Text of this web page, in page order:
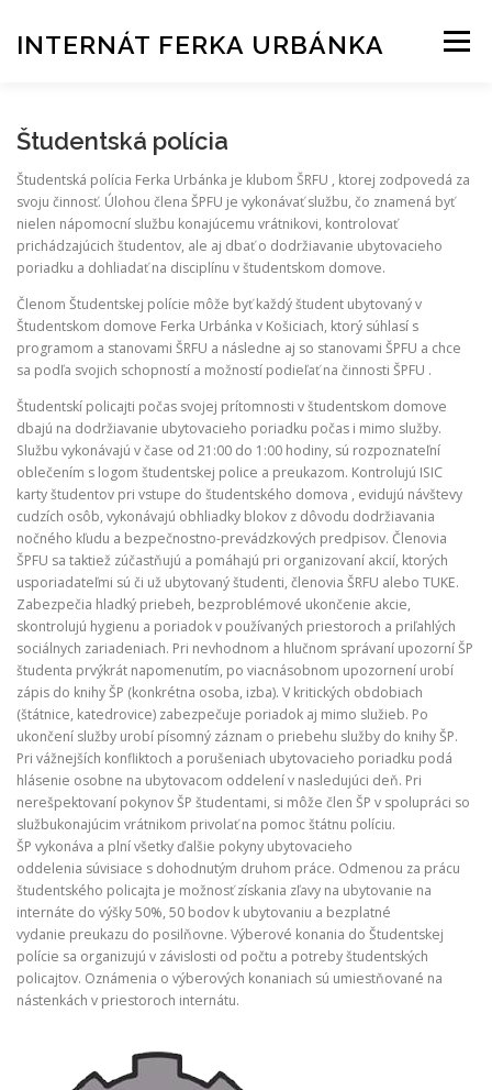
obsahINTERNÁT FERKA URBÁNKA Menu
ŠTUDENTSKÉ KLUBY KONTAKT
POSILŇOVŇA REZERVAČNÝ SYSTÉM
Študentská polícia
Študentská polícia Ferka Urbánka je klubom ŠRFU , ktorej zodpovedá za
svoju činnosť. Úlohou člena ŠPFU je vykonávať službu, čo znamená byť
nielen nápomocní službu konajúcemu vrátnikovi, kontrolovať
prichádzajúcich študentov, ale aj dbať o dodržiavanie ubytovacieho
poriadku a dohliadať na disciplínu v študentskom domove.
Členom Študentskej polície môže byť každý študent ubytovaný v
Študentskom domove Ferka Urbánka v Košiciach, ktorý súhlasí s
programom a stanovami ŠRFU a následne aj so stanovami ŠPFU a chce
sa podľa svojich schopností a možností podieľať na činnosti ŠPFU .
Študentskí policajti počas svojej prítomnosti v študentskom domove
dbajú na dodržiavanie ubytovacieho poriadku počas i mimo služby.
Službu vykonávajú v čase od 21:00 do 1:00 hodiny, sú rozpoznateľní
oblečením s logom študentskej police a preukazom. Kontrolujú ISIC
karty študentov pri vstupe do študentského domova , evidujú návštevy
cudzích osôb, vykonávajú obhliadky blokov z dôvodu dodržiavania
nočného kľudu a bezpečnostno-prevádzkových predpisov. Členovia
ŠPFU sa taktiež zúčastňujú a pomáhajú pri organizovaní akcií, ktorých
usporiadateľmi sú či už ubytovaný študenti, členovia ŠRFU alebo TUKE.
Zabezpečia hladký priebeh, bezproblémové ukončenie akcie,
skontrolujú hygienu a poriadok v používaných priestoroch a priľahlých
sociálnych zariadeniach. Pri nevhodnom a hlučnom správaní upozorní ŠP
študenta prvýkrát napomenutím, po viacnásobnom upozornení urobí
zápis do knihy ŠP (konkrétna osoba, izba). V kritických obdobiach
(štátnice, katedrovice) zabezpečuje poriadok aj mimo služieb. Po
ukončení služby urobí písomný záznam o priebehu služby do knihy ŠP.
Pri vážnejších konfliktoch a porušeniach ubytovacieho poriadku podá
hlásenie osobne na ubytovacom oddelení v nasledujúci deň. Pri
nerešpektovaní pokynov ŠP študentami, si môže člen ŠP v spolupráci so
službukonajúcim vrátnikom privolať na pomoc štátnu políciu.
ŠP vykonáva a plní všetky ďalšie pokyny ubytovacieho
oddelenia súvisiace s dohodnutým druhom práce. Odmenou za prácu
študentského policajta je možnosť získania zľavy na ubytovanie na
internáte do výšky 50%, 50 bodov k ubytovaniu a bezplatné
vydanie preukazu do posilňovne. Výberové konania do Študentskej
polície sa organizujú v závislosti od počtu a potreby študentských
policajtov. Oznámenia o výberových konaniach sú umiestňované na
nástenkách v priestoroch internátu.